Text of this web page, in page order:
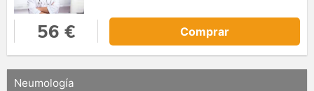
56 € Comprar
Neumología